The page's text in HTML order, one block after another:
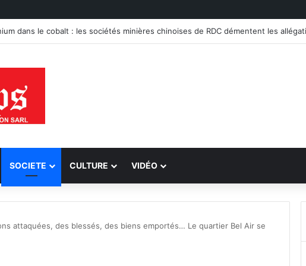
réfute les accusations sur l’uranium et assure la conformité de ses exportations
SOCIETE CULTURE VIDÉO
attaquées, des blessés, des biens emportés… Le quartier Bel Air se